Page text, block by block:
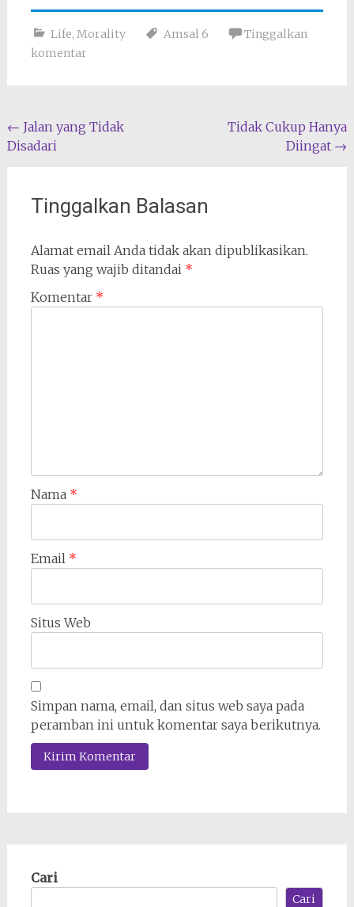
Life, Morality Amsal 6
Tinggalkan
komentar
Navigasi
pos
← Jalan yang Tidak
Disadari
Tidak Cukup Hanya
Diingat →
Tinggalkan Balasan
Alamat email Anda tidak akan dipublikasikan.
Ruas yang wajib ditandai *
Komentar *
Nama *
Email *
Situs Web
Simpan nama, email, dan situs web saya pada
peramban ini untuk komentar saya berikutnya.
Cari
Cari